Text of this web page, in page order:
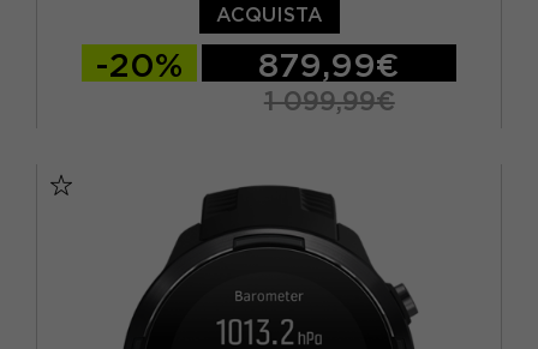
ACQUISTA
-20% 879,99€
1 099,99€